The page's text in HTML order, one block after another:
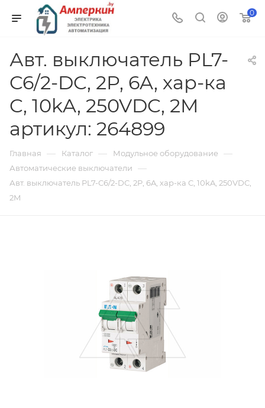
0
Авт. выключатель PL7-
C6/2-DC, 2P, 6A, хар-ка
C, 10kA, 250VDC, 2M
артикул: 264899
Главная — Каталог — Модульное оборудование —
Автоматические выключатели —
Авт. выключатель PL7-C6/2-DC, 2P, 6A, хар-ка C, 10kA, 250VDC,
2M